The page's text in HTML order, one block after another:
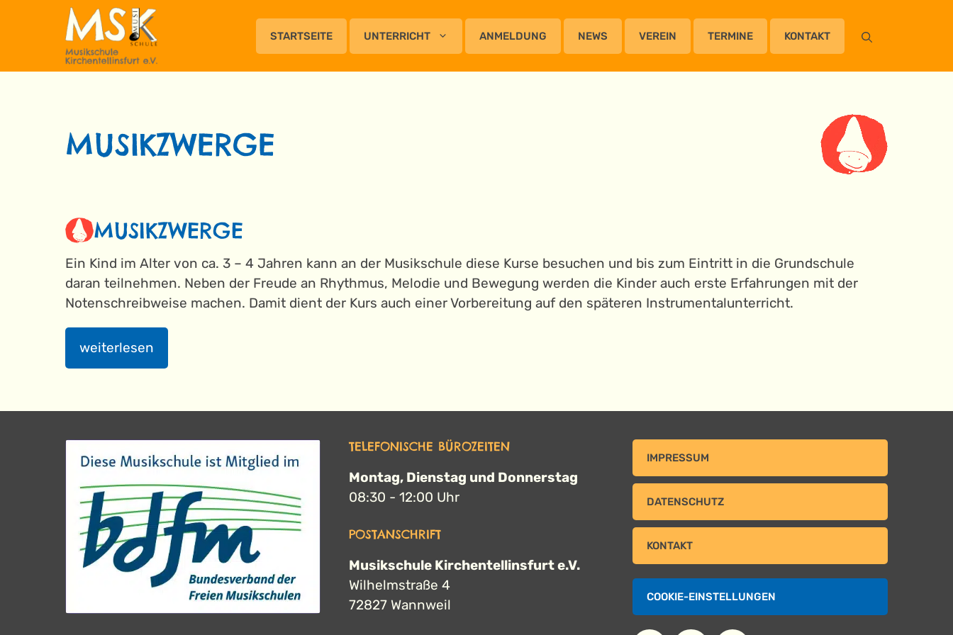
STARTSEITE UNTERRICHT ANMELDUNG NEWS VEREIN TERMINE KONTAKT
MUSIKZWERGE
MUSIKZWERGE
Ein Kind im Alter von ca. 3 – 4 Jahren kann an der Musikschule diese Kurse besuchen und bis zum Eintritt in die Grundschule
daran teilnehmen. Neben der Freude an Rhythmus, Melodie und Bewegung werden die Kinder auch erste Erfahrungen mit der
Notenschreibweise machen. Damit dient der Kurs auch einer Vorbereitung auf den späteren Instrumentalunterricht.
weiterlesen
TELEFONISCHE BÜROZEITEN
Montag, Dienstag und Donnerstag
08:30 - 12:00 Uhr
POSTANSCHRIFT
Musikschule Kirchentellinsfurt e.V.
Wilhelmstraße 4
72827 Wannweil
IMPRESSUM
DATENSCHUTZ
KONTAKT
COOKIE-EINSTELLUNGEN